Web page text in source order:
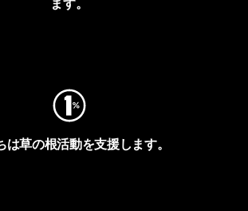
は草の根活動を支援します。